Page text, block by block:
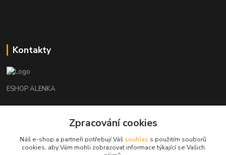
Kontakty
ESHOP ALENKA
+420602541312
orechovka@inmes.cz
Zpracování cookies
Náš e-shop a partneři potřebují Váš souhlas s použitím souborů
cookies, aby Vám mohli zobrazovat informace týkající se Vašich